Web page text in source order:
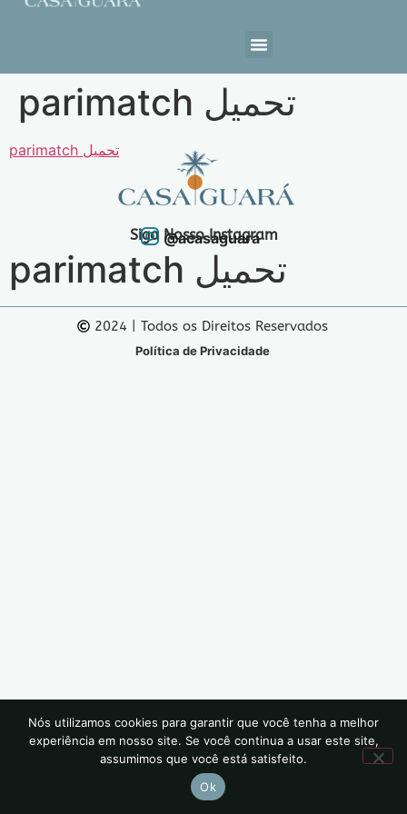
parimatch تحميل
parimatch تحميل
Siga Nosso Instagram
@acasaguara
parimatch تحميل
2024 | Todos os Direitos Reservados
Política de Privacidade
Nós utilizamos cookies para garantir que você tenha a melhor
experiência em nosso site. Se você continua a usar este site,
assumimos que você está satisfeito.
Ok